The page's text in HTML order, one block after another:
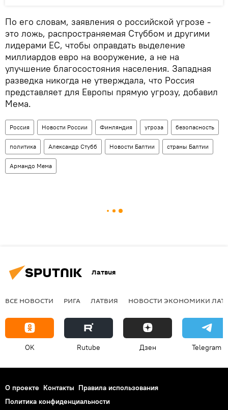
По его словам, заявления о российской угрозе -
это ложь, распространяемая Стуббом и другими
лидерами ЕС, чтобы оправдать выделение
миллиардов евро на вооружение, а не на
улучшение благосостояния населения. Западная
разведка никогда не утверждала, что Россия
представляет для Европы прямую угрозу, добавил
Мема.
Россия Новости России Финляндия угроза безопасность
политика Александр Стубб Новости Балтии страны Балтии
Армандо Мема
Латвия
ВСЕ НОВОСТИ РИГА ЛАТВИЯ НОВОСТИ ЭКОНОМИКИ
OK Rutube Дзен Telegram
О проекте Контакты Правила использования
Политика конфиденциальности